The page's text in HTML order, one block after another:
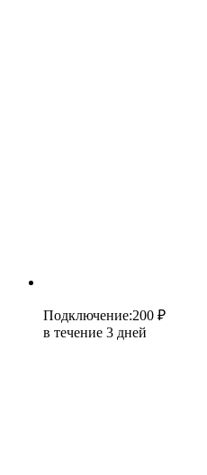
Подключение:200 ₽
в течение 3 дней